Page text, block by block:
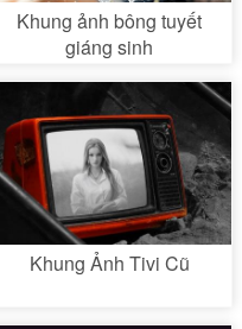
Khung ảnh bông tuyết
giáng sinh
Khung Ảnh Tivi Cũ